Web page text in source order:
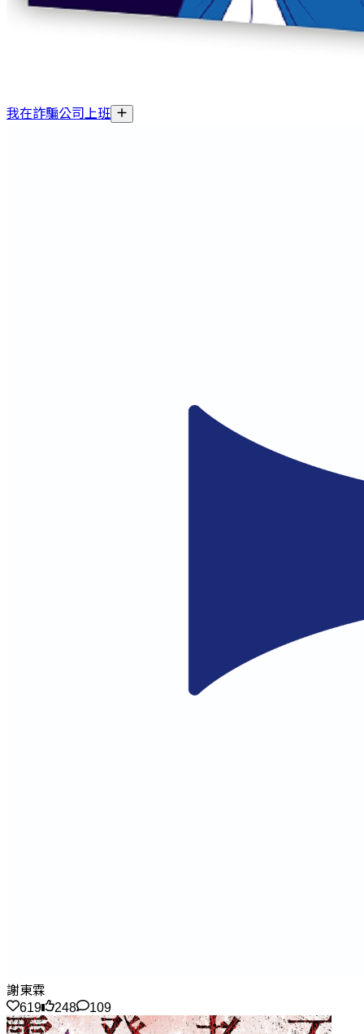
我在詐騙公司上班
謝東霖
619
248 109